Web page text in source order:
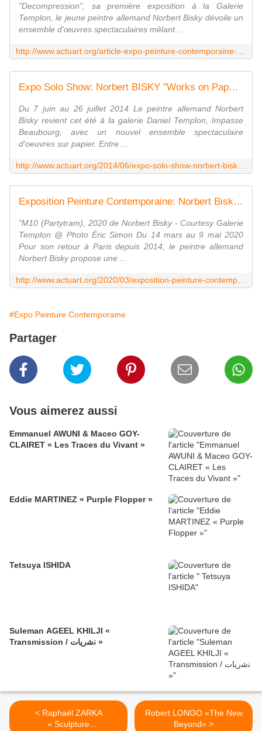
"Decompression", sa première exposition à la Galerie
Templon, le jeune peintre allemand Norbert Bisky dévoile un
ensemble d'œuvres spectaculaires mêlant...
Expo Solo Show: Norbert BISKY "Works on Paper" - ACTUART by Eric SIMON
Du 7 juin au 26 juillet 2014 Le peintre allemand Norbert
Bisky revient cet été à la galerie Daniel Templon, Impasse
Beaubourg, avec un nouvel ensemble spectaculaire
d'oeuvres sur papier. Entre ...
Exposition Peinture Contemporaine: Norbert Bisky "Desmadre Berlin" - ACTUART by Eric SIMON
"M10 (Partytram), 2020 de Norbert Bisky - Courtesy Galerie
Templon @ Photo Éric Simon Du 14 mars au 9 mai 2020
Pour son retour à Paris depuis 2014, le peintre allemand
Norbert Bisky propose une ...
#Expo Peinture Contemporaine
Partager
Vous aimerez aussi
Emmanuel AWUNI & Maceo GOY-
CLAIRET « Les Traces du Vivant »
Eddie MARTINEZ « Purple Flopper »
Tetsuya ISHIDA
Suleman AGEEL KHILJI «
Transmission / ﻧﺷرﯾﺎت »
< Raphaël ZARKA
« Sculpture
Robert LONGO «The New
Beyond» >